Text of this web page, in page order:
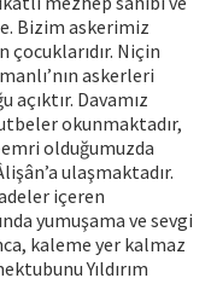
Bizim askerimiz
çocuklarıdır. Niçin
askerleri
Davamız
okunmaktadır,
emri olduğumuzda
ulaşmaktadır.
içeren
yumuşama ve sevgi
kaleme yer kalmaz
Yıldırım